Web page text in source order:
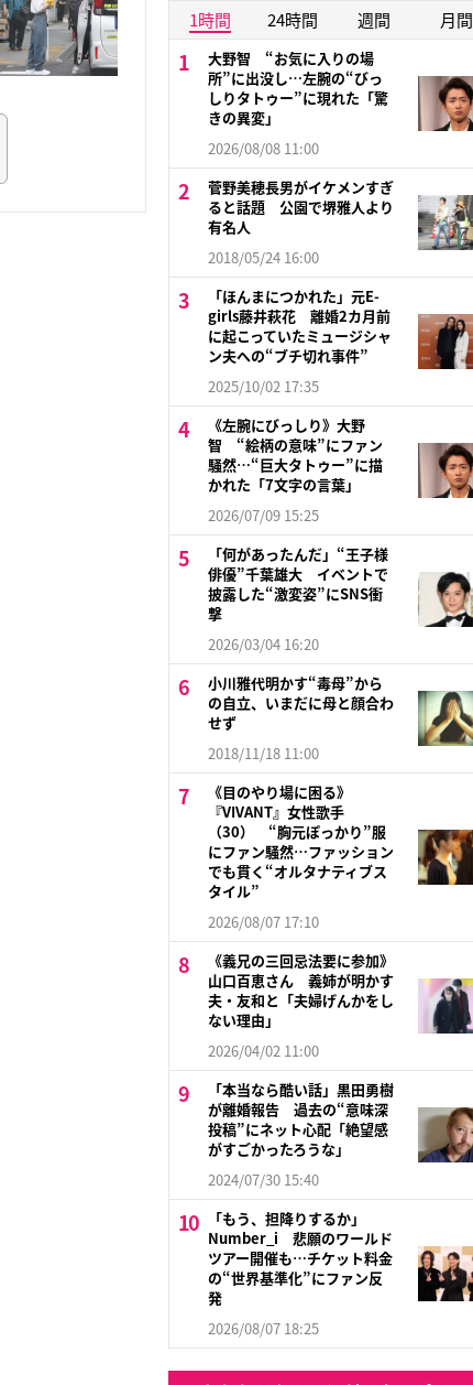
1時間 24時間 週間 月間
大野智 “お気に入りの場
所”に出没し…左腕の“びっ
しりタトゥー”に現れた「驚
きの異変」
2026/08/08 11:00
菅野美穂長男がイケメンすぎ
ると話題 公園で堺雅人より
有名人
2018/05/24 16:00
「ほんまにつかれた」元E-
girls藤井萩花 離婚2カ月前
に起こっていたミュージシャ
ン夫への“ブチ切れ事件”
2025/10/02 17:35
《左腕にびっしり》大野
智 “絵柄の意味”にファン
騒然…“巨大タトゥー”に描
かれた「7文字の言葉」
2026/07/09 15:25
「何があったんだ」“王子様
俳優”千葉雄大 イベントで
披露した“激変姿”にSNS衝
撃
2026/03/04 16:20
小川雅代明かす“毒母”から
の自立、いまだに母と顔合わ
せず
2018/11/18 11:00
《目のやり場に困る》
『VIVANT』女性歌手
（30） “胸元ぽっかり”服
にファン騒然…ファッション
でも貫く“オルタナティブス
タイル”
2026/08/07 17:10
《義兄の三回忌法要に参加》
山口百恵さん 義姉が明かす
夫・友和と「夫婦げんかをし
ない理由」
2026/04/02 11:00
「本当なら酷い話」黒田勇樹
が離婚報告 過去の“意味深
投稿”にネット心配「絶望感
がすごかったろうな」
2024/07/30 15:40
「もう、担降りするか」
Number_i 悲願のワールド
ツアー開催も…チケット料金
の“世界基準化”にファン反
発
2026/08/07 18:25